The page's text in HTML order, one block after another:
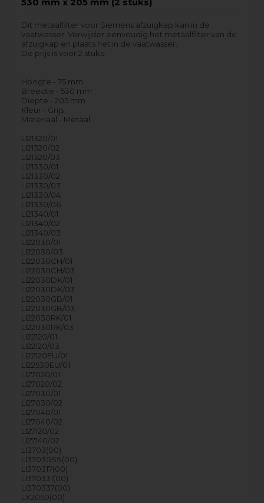
530 mm x 205 mm (2 stuks)
Dit metaalfilter voor Siemens afzuigkap kan in de
vaatwasser. Verwijder eenvoudig het metaalfilter van de
afzuigkap en plaats het in de vaatwasser.
De prijs is voor 2 stuks.
Hoogte - 75 mm
Breedte - 530 mm
Diepte - 205 mm
Kleur - Grijs
Materiaal - Metaal
LI21320/01
LI21320/02
LI21320/03
LI21330/01
LI21330/02
LI21330/03
LI21330/04
LI21330/06
LI21340/01
LI21340/02
LI21340/03
LI22030/01
LI22030/03
LI22030CH/01
LI22030CH/03
LI22030DK/01
LI22030DK/03
LI22030GB/01
LI22030GB/03
LI22030RK/01
LI22030RK/03
LI22120/01
LI22120/03
LI22120EU/01
LI22530EU/01
LI27020/01
LI27020/02
LI27030/01
LI27030/02
LI27040/01
LI27040/02
LI27120/02
LI27140/02
LI3703(00)
LI37030SS(00)
LI370317(00)
LI370331(00)
LI370337(00)
LX2050(00)